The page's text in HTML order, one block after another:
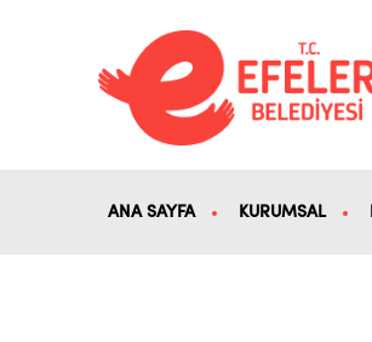
ANA SAYFA KURUMSAL